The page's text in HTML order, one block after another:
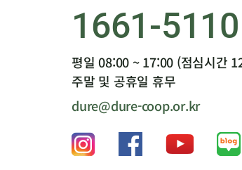
1661-5110
평일 08:00 ~ 17:00 (점심시간
주말 및 공휴일 휴무
dure@dure-coop.or.kr